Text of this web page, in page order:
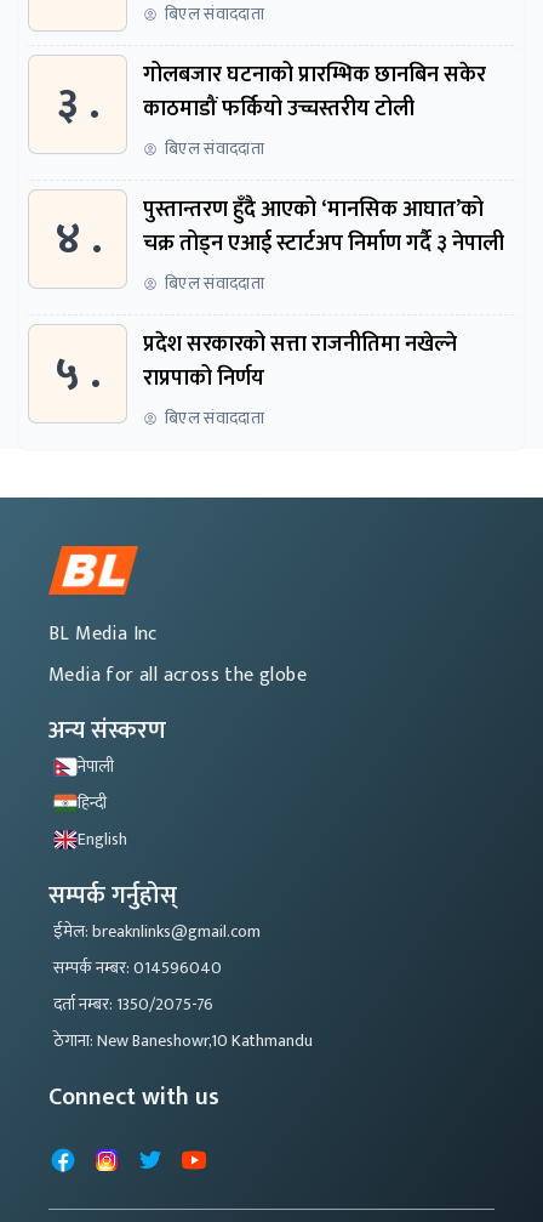
बिएल संवाददाता
३ .
गोलबजार घटनाको प्रारम्भिक छानबिन सकेर
काठमाडौं फर्कियो उच्चस्तरीय टोली
बिएल संवाददाता
४ .
पुस्तान्तरण हुँदै आएको ‘मानसिक आघात’को
चक्र तोड्न एआई स्टार्टअप निर्माण गर्दै ३ नेपाली
बिएल संवाददाता
५ .
प्रदेश सरकारको सत्ता राजनीतिमा नखेल्ने
राप्रपाको निर्णय
बिएल संवाददाता
BL Media Inc
Media for all across the globe
अन्य संस्करण
नेपाली
हिन्दी
English
सम्पर्क गर्नुहोस्
ईमेल: breaknlinks@gmail.com
सम्पर्क नम्बर: 014596040
दर्ता नम्बर: 1350/2075-76
ठेगाना: New Baneshowr,10 Kathmandu
Connect with us
FacebookInstagram
X YouTube